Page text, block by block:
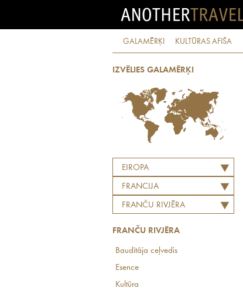
GALAMĒRĶI KULTŪRAS AFIŠA
IZVĒLIES GALAMĒRĶI
EIROPA
FRANCIJA
FRANČU RIVJĒRA
FRANČU RIVJĒRA
Baudītāja ceļvedis
Esence
Kultūra